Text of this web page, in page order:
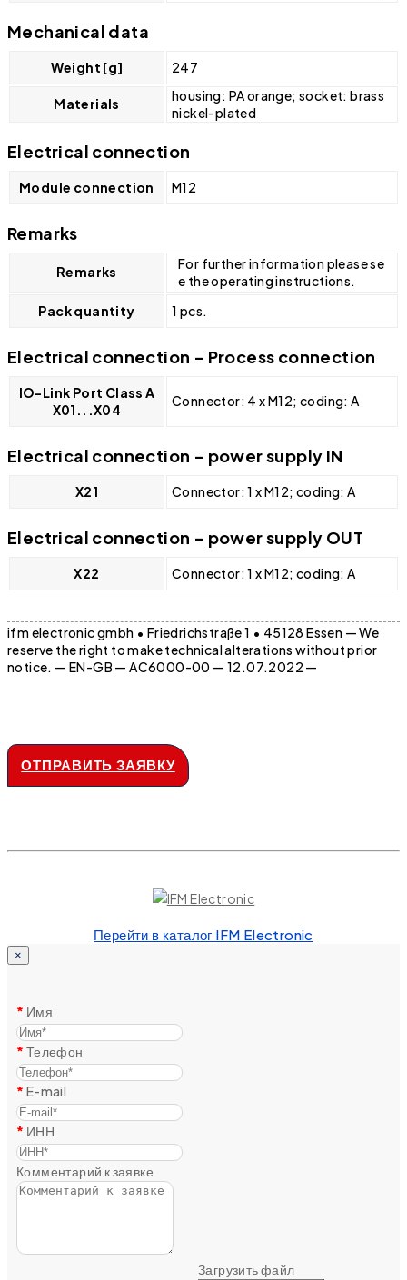
Mechanical data
Weight [g] 247
Materials
housing: PA orange; socket: brass
nickel-plated
Electrical connection
Module connection M12
Remarks
Remarks
For further information please se
e the operating instructions.
Pack quantity
1 pcs.
Electrical connection - Process connection
IO-Link Port Class A
X01...X04
Connector: 4 x M12; coding: A
Electrical connection - power supply IN
X21 Connector: 1 x M12; coding: A
Electrical connection - power supply OUT
X22 Connector: 1 x M12; coding: A
ifm electronic gmbh • Friedrichstraße 1 • 45128 Essen — We
reserve the right to make technical alterations without prior
notice. — EN-GB — AC6000-00 — 12.07.2022 —
ОТПРАВИТЬ ЗАЯВКУ
Перейти в каталог IFM Electronic
×
Имя
Телефон
E-mail
ИНН
Комментарий к заявке
Загрузить файл